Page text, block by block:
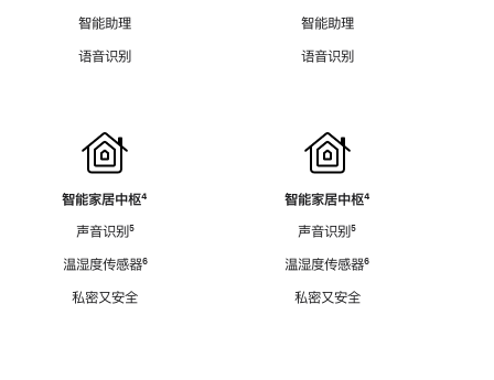
智能助理
语音识别
智能家居中枢脚
⁴
声音识别脚
⁵
温湿度传感器脚
⁶
私密又安全
智能助理
语音识别
智能家居中枢脚
⁴
声音识别脚
⁵
温湿度传感器脚
⁶
私密又安全